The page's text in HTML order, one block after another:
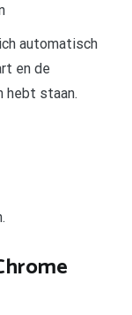
automatisch
en de
hebt staan.